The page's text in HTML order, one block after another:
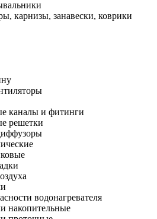
карнизы, занавески, коврики
каналы и фитинги
решетки
водонагревателя
накопительные